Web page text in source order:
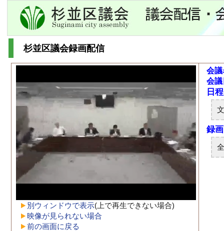
杉並区議会録画配信
別ウィンドウで表示(上で再生できない場合)
映像が見られない場合
前の画面に戻る
会
会